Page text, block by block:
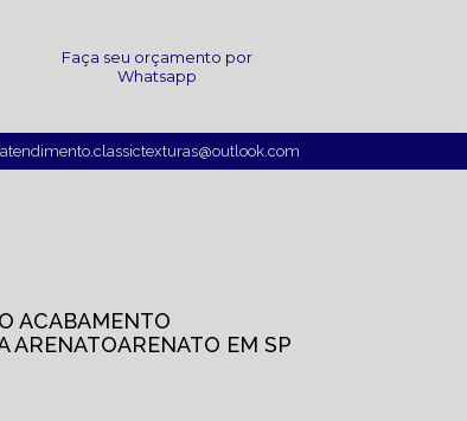
Faça seu orçamento por
Whatsapp
atendimento.classictexturas@outlook.com
ACABAMENTO
ARENATO
ARENATO EM SP